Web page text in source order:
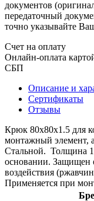
документов
передаточный
точно указывайте
Счет на оплату
Онлайн-оплата
СБП
Описание и
Сертификаты
Отзывы
Крюк 80х80х1.5 для
монтажный элемент,
Стальной. Толщина
основании. Защищен
воздействия
Применяется при